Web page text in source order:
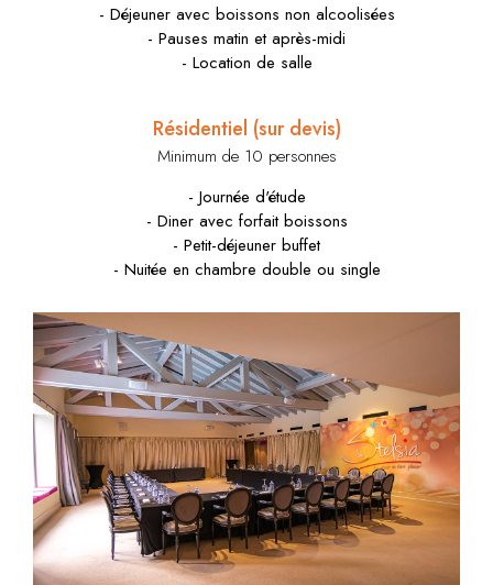
- Déjeuner avec boissons non alcoolisées
- Pauses matin et après-midi
- Location de salle
Résidentiel (sur devis)
Minimum de 10 personnes
- Journée d'étude
- Diner avec forfait boissons
- Petit-déjeuner buffet
- Nuitée en chambre double ou single